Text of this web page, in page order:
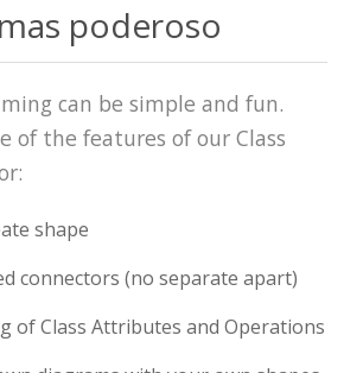
poderoso
can be simple and fun.
of the features of our Class
shape
connectors (no separate apart)
of Class Attributes and Operations